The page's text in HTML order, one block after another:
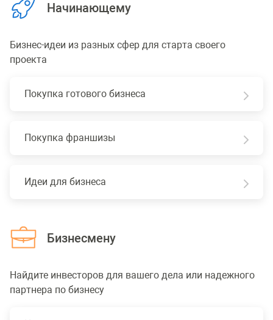
Начинающему
Бизнес-идеи из разных сфер для старта своего
проекта
Покупка готового бизнеса
Покупка франшизы
Идеи для бизнеса
Бизнесмену
Найдите инвесторов для вашего дела или надежного
партнера по бизнесу